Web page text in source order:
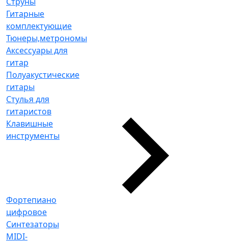
Гитарные
комплектующие
Тюнеры,метрономы
Аксессуары для
гитар
Полуакустические
гитары
Стулья для
гитаристов
Клавишные
инструменты
Фортепиано
цифровое
Синтезаторы
MIDI-